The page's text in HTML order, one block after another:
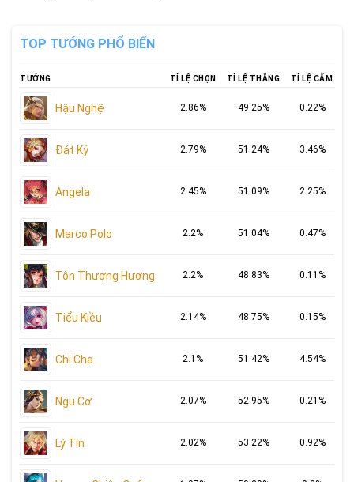
TOP TƯỚNG PHỔ BIẾN
TƯỚNG TỈ LỆ CHỌN TỈ LỆ THẮNG TỈ LỆ CẤM
Hậu Nghệ 2.86% 49.25% 0.22%
Đát Kỷ 2.79% 51.24% 3.46%
Angela 2.45% 51.09% 2.25%
Marco Polo 2.2% 51.04% 0.47%
Tôn Thượng Hương 2.2% 48.83% 0.11%
Tiểu Kiều 2.14% 48.75% 0.15%
Chi Cha 2.1% 51.42% 4.54%
Ngu Cơ 2.07% 52.95% 0.21%
Lý Tín 2.02% 53.22% 0.92%